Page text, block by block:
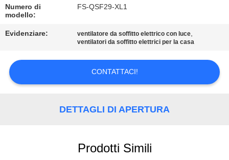
RICHIEDA
UNA
MAPPA
Numero di
modello:
FS-QSF29-XL1
Evidenziare: ventilatore da soffitto elettrico con luce,
ventilatori da soffitto elettrici per la casa
CONTATTACI!
DETTAGLI DI APERTURA
Prodotti Simili